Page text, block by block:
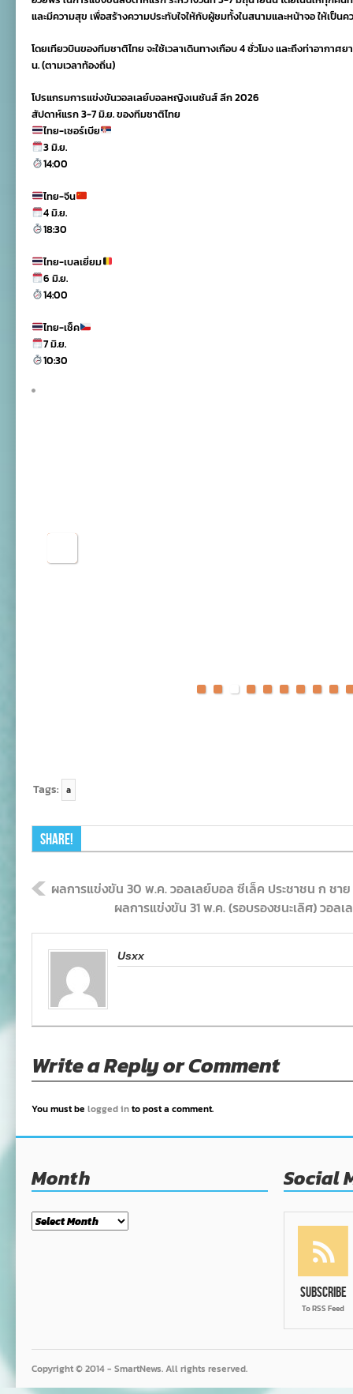
และมีความสุข เพื่อสร้างความประทับใจให้กับผู้ชมทั้งในสนามและหน้าจอ ให้เป็น
โดยเทียวบินของทีมชาติไทย จะใช้เวลาเดินทางเกือบ 4 ชั่วโมง และถึงท่าอากาศย
น. (ตามเวลาท้องถิ่น)
โปรแกรมการแข่งขันวอลเลย์บอลหญิงเนชันส์ ลีก 2026
สัปดาห์แรก 3-7 มิ.ย. ของทีมชาติไทย
ไทย-เซอร์เบีย
3 มิ.ย.
14:00
ไทย-จีน
4 มิ.ย.
18:30
ไทย-เบลเยี่ยม
6 มิ.ย.
14:00
ไทย-เช็ค
7 มิ.ย.
10:30
Tags: a
Share!
ผลการแข่งขัน 30 พ.ค. วอลเลย์บอล ซีเล็ค ประชาชน ก ชาย
ผลการแข่งขัน 31 พ.ค. (รอบรองชนะเลิศ) วอล
Usxx
Write a Reply or Comment
You must be logged into post a comment.
Month
Month
Social
Subscribe
To RSS Feed
Copyright © 2014 - SmartNews. All rights reserved.